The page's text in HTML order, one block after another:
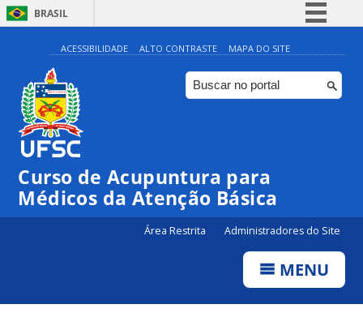
BRASIL
Simplifique!
Comunica BR
Participe
Canais
ACESSIBILIDADE ALTO CONTRASTE MAPA DO SITE
Curso de Acupuntura para
Médicos da Atenção Básica
Área Restrita Administradores do Site
MENU